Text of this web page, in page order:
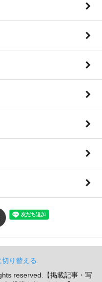
切り替える
reserved.【掲載記事・写